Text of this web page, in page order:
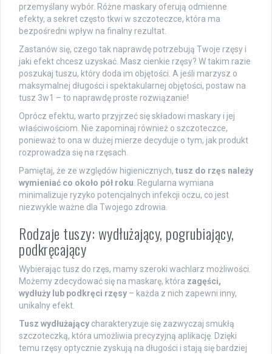
przemyślany wybór. Różne maskary oferują odmienne
efekty, a sekret często tkwi w szczoteczce, która ma
bezpośredni wpływ na finalny rezultat.
Zastanów się, czego tak naprawdę potrzebują Twoje rzęsy i
jaki efekt chcesz uzyskać. Masz cienkie rzęsy? W takim razie
poszukaj tuszu, który doda im objętości. A jeśli marzysz o
maksymalnej długości i spektakularnej objętości, postaw na
tusz 3w1 – to naprawdę proste rozwiązanie!
Oprócz efektu, warto przyjrzeć się składowi maskary i jej
właściwościom. Nie zapominaj również o szczoteczce,
ponieważ to ona w dużej mierze decyduje o tym, jak produkt
rozprowadza się na rzęsach.
Pamiętaj, że ze względów higienicznych, tusz do rzęs należy
wymieniać co około pół roku . Regularna wymiana
minimalizuje ryzyko potencjalnych infekcji oczu, co jest
niezwykle ważne dla Twojego zdrowia.
Rodzaje tuszy: wydłużający, pogrubiający,
podkręcający
Wybierając tusz do rzęs, mamy szeroki wachlarz możliwości.
Możemy zdecydować się na maskarę, która zagęści,
wydłuży lub podkręci rzęsy – każda z nich zapewni inny,
unikalny efekt.
Tusz wydłużający charakteryzuje się zazwyczaj smukłą
szczoteczką, która umożliwia precyzyjną aplikację. Dzięki
temu rzęsy optycznie zyskują na długości i stają się bardziej